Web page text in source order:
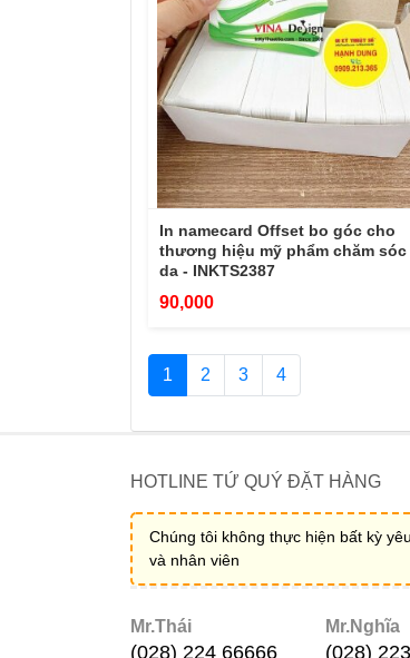
In namecard Offset bo góc cho
thương hiệu mỹ phẩm chăm sóc
da - INKTS2387
90,000
1 2 3 4
HOTLINE TỨ QUÝ ĐẶT HÀNG
Chúng tôi không thực hiện bất kỳ
và nhân viên
Mr.Thái
(028) 224 66666
Mr.Nghĩa
(028)